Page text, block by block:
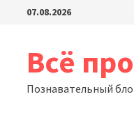
Перейти07.08.2026
Всё
Познавательный